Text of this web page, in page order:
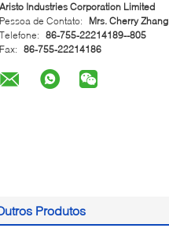
Aristo Industries Corporation Limited
Pessoa de Contato:
Mrs. Cherry Zhang
Telefone: 86-755-22214189--805
Fax: 86-755-22214186
Produtos